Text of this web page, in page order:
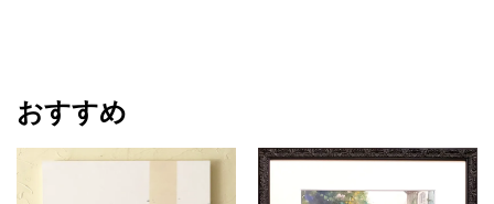
おすすめ